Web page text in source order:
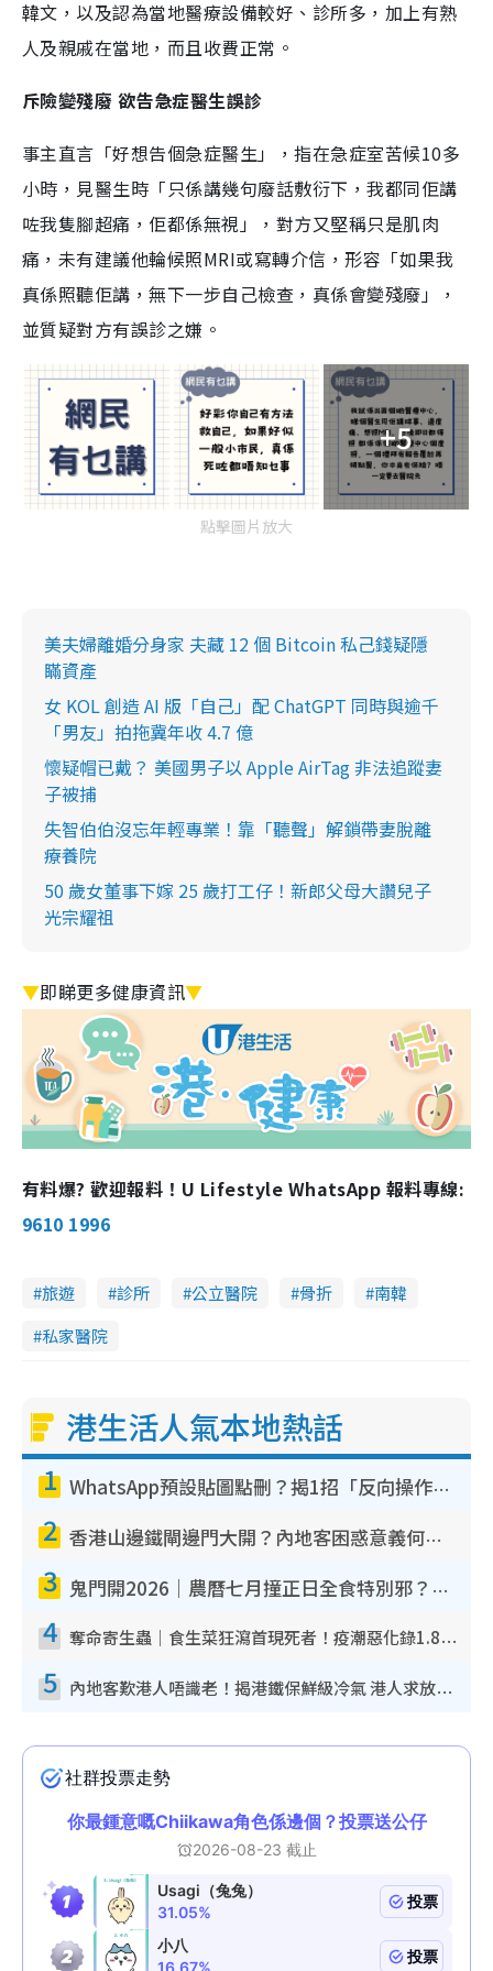
韓文，以及認為當地醫療設備較好、診所多，加上有熟
人及親戚在當地，而且收費正常。
斥險變殘廢 欲告急症醫生誤診
事主直言「好想告個急症醫生」，指在急症室苦候10多
小時，見醫生時「只係講幾句廢話敷衍下，我都同佢講
咗我隻腳超痛，佢都係無視」，對方又堅稱只是肌肉
痛，未有建議他輪候照MRI或寫轉介信，形容「如果我
真係照聽佢講，無下一步自己檢查，真係會變殘廢」，
並質疑對方有誤診之嫌。
+5
點擊圖片放大
美夫婦離婚分身家 夫藏 12 個 Bitcoin 私己錢疑隱
瞞資產
女 KOL 創造 AI 版「自己」配 ChatGPT 同時與逾千
「男友」拍拖冀年收 4.7 億
懷疑帽已戴？ 美國男子以 Apple AirTag 非法追蹤妻
子被捕
失智伯伯沒忘年輕專業！靠「聽聲」解鎖帶妻脫離
療養院
50 歲女董事下嫁 25 歲打工仔！新郎父母大讚兒子
光宗耀祖
▼即睇更多健康資訊▼
有料爆? 歡迎報料！U Lifestyle WhatsApp 報料專線:
9610 1996
旅遊 診所 公立醫院 骨折
南韓
私家醫院
港生活人氣本地熱話
1 WhatsApp預設貼圖點刪？揭1招「反向操作」還原簡潔介面 附3步實測教學
2 香港山邊鐵閘邊門大開？內地客困惑意義何在！網民神回覆：呢種叫法理性防禦
3 鬼門開2026｜農曆七月撞正日全食特別邪？專家警告切忌做一事！揭4大禁忌+2招保平安
4 奪命寄生蟲｜食生菜狂瀉首現死者！疫潮惡化錄1.8萬宗病例 揭洗菜3大謬誤
5 內地客歎港人唔識老！揭港鐵保鮮級冷氣 港人求放過：咪投訴